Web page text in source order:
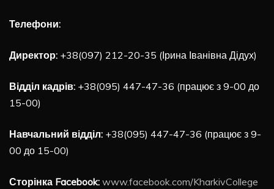
Телефони:
Директор: +38(097) 212-20-35 (Ірина Іванівна Дідух)
Відділ кадрів: +38(095) 447-47-36 (працює з 9-00 до
15-00)
Навчальний відділ: +38(095) 447-47-36 (працює з 9-
00 до 15-00)
Сторінка Facebook: www.facebook.com/KharkivCollege